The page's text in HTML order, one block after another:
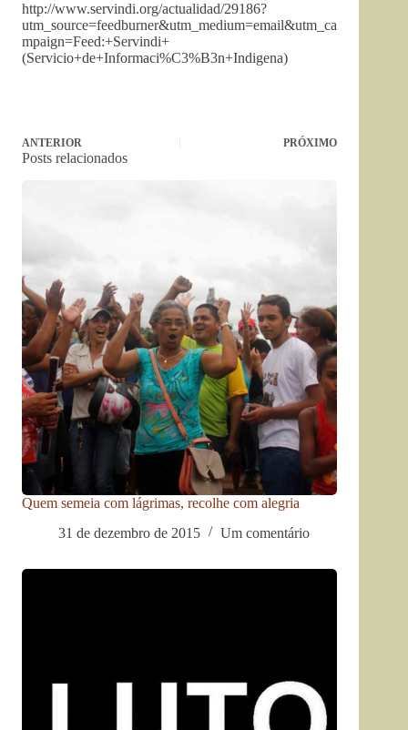
http://www.servindi.org/actualidad/29186?
utm_source=feedburner&utm_medium=email&utm_ca
mpaign=Feed:+Servindi+
(Servicio+de+Informaci%C3%B3n+Indigena)
ANTERIOR PRÓXIMO
Posts relacionados
Quem semeia com lágrimas, recolhe com alegria
31 de dezembro de 2015
Um comentário